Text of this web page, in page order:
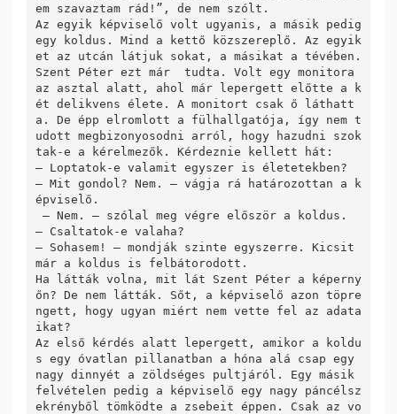
em szavaztam rád!”, de nem szólt.
Az egyik képviselő volt ugyanis, a másik pedig
egy koldus. Mind a kettő közszereplő. Az egyik
et az utcán látjuk sokat, a másikat a tévében.
Szent Péter ezt már  tudta. Volt egy monitora
az asztal alatt, ahol már lepergett előtte a k
ét delikvens élete. A monitort csak ő láthatt
a. De épp elromlott a fülhallgatója, így nem t
udott megbizonyosodni arról, hogy hazudni szok
tak-e a kérelmezők. Kérdeznie kellett hát:
– Loptatok-e valamit egyszer is életetekben?
– Mit gondol? Nem. – vágja rá határozottan a k
épviselő.
– Csaltatok-e valaha?
– Sohasem! – mondják szinte egyszerre. Kicsit
már a koldus is felbátorodott.
Ha látták volna, mit lát Szent Péter a képerny
őn? De nem látták. Sőt, a képviselő azon töpre
ngett, hogy ugyan miért nem vette fel az adata
ikat?
Az első kérdés alatt lepergett, amikor a koldu
s egy óvatlan pillanatban a hóna alá csap egy
nagy dinnyét a zöldséges pultjáról. Egy másik
felvételen pedig a képviselő egy nagy páncélsz
ekrényből tömködte a zsebeit éppen. Csak az vo